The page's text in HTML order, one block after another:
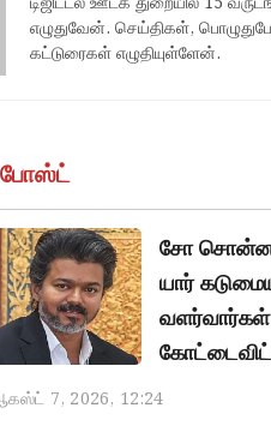
எழுதுவேன். செய்திகள்,
கட்டுரைகள் எழுதியுள்ளேன்.
போஸ்ட்
சோ சொன்ன
யார்
7, 2026, 12:24